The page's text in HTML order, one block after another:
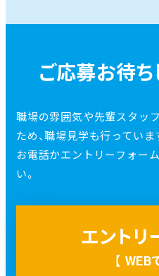
ご応募お待ち
職場の雰囲気や先輩スタッ
ため、職場見学も行っていま
お電話かエントリーフォー
い。
エントリ
【 WEB